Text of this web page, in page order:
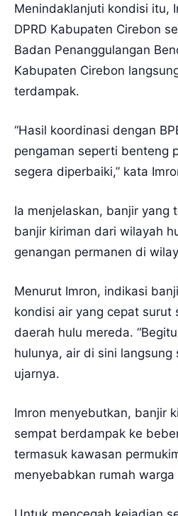
Menindaklanjuti kondisi itu,
DPRD Kabupaten Cirebon
Badan Penanggulangan
Kabupaten Cirebon
terdampak.
“Hasil koordinasi dengan
pengaman seperti benteng
segera diperbaiki,” kata
Ia menjelaskan, banjir yang
banjir kiriman dari wilayah
genangan permanen di
Menurut Imron, indikasi
kondisi air yang cepat surut
daerah hulu mereda.
hulunya, air di sini langsung
ujarnya.
Imron menyebutkan, banjir
sempat berdampak ke
termasuk kawasan
menyebabkan rumah